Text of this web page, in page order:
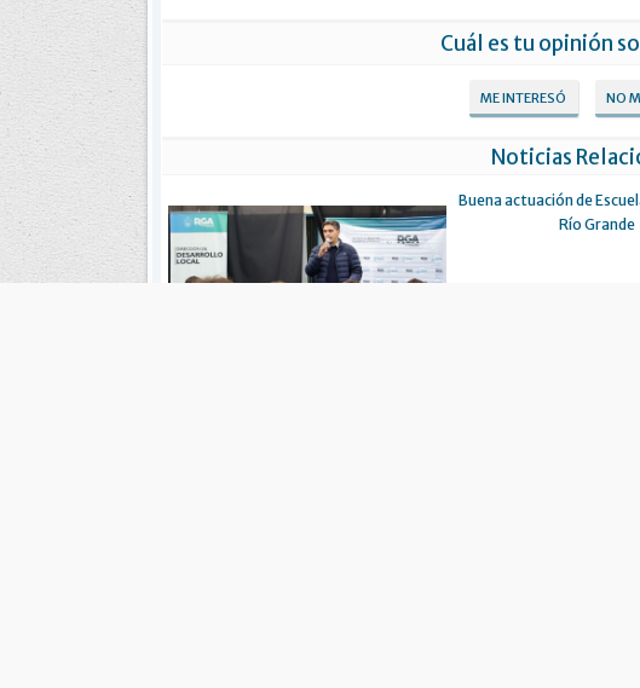
Cuál es tu opinión
ME INTERESÓ NO
Noticias
Buena actuación de
Río Grande